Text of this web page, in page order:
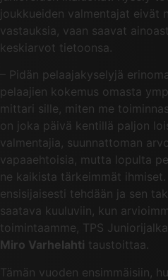
joukkueiden valmentajat eivät
vastauksia, vaan saavat
keskiarvot tietoonsa.
– Pidän pelaajakyselyjä
pelaajien kokemus omasta
mittari sille, miten me
on joka päivä kentillä paljon
valmentajia, suunnattoman
vapaaehtoisia, mutta lopulta
ne kaikista tärkeimmät
ensisijaisesti tehdään ja sen
saatava kuuluviin, kun
toimintaamme, TPS
Miro Varhelahti taustoittaa.
Tämän vuoden ensimmäisiin,